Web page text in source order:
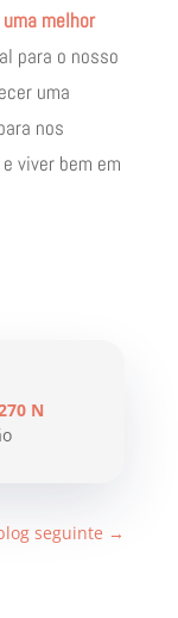
melhor
para o nosso
uma
nos
viver bem em
N
seguinte →